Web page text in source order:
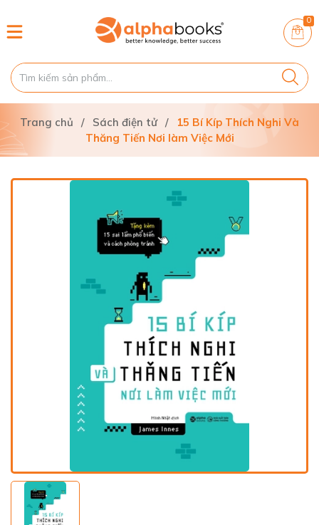
0
Trang chủ / Sách điện tử /
15 Bí Kíp Thích Nghi Và
Thăng Tiến Nơi làm Việc Mới